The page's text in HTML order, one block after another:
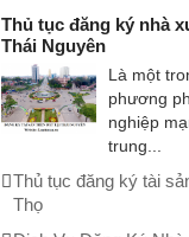
Thủ tục đăng ký nhà
Thái Nguyên
Là một
phương
nghiệp
trung...
Thủ tục đăng ký tài
Thọ